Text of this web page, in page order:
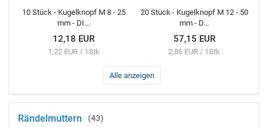
10 Stück - Kugelknopf M 8 - 25
mm - DI...
12,18 EUR
1,22 EUR / 1Stk
20 Stück - Kugelknopf M 12 - 50
mm - D...
57,15 EUR
2,86 EUR / 1Stk
Alle anzeigen
Rändelmuttern 43